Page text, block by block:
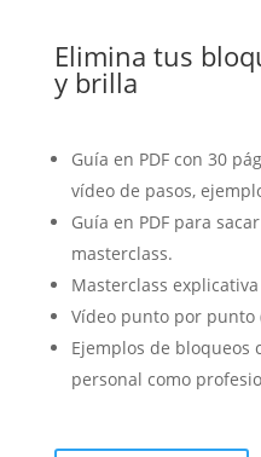
Elimina tus
y brilla
Guía en PDF con 30
vídeo de pasos,
Guía en PDF para
masterclass.
Masterclass
Vídeo punto por punto
Ejemplos de bloqueos
personal como